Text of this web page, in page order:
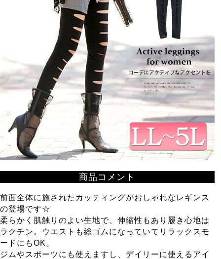
商品コメント
前面全体に施されたカッティングがおしゃれなレギンス
の登場です☆
柔らかく肌触りのよい生地で、伸縮性もあり履き心地は
ラクチン。ウエストも総ゴムになっていてリラックスモ
ードにもOK。
ジムやスポーツにも使えますし、デイリーに使えるアイ